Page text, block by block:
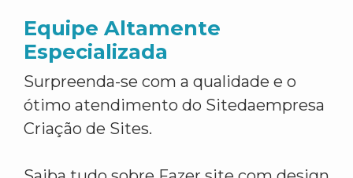
Equipe Altamente
Especializada
Surpreenda-se com a qualidade e o
ótimo atendimento do Sitedaempresa
Criação de Sites.